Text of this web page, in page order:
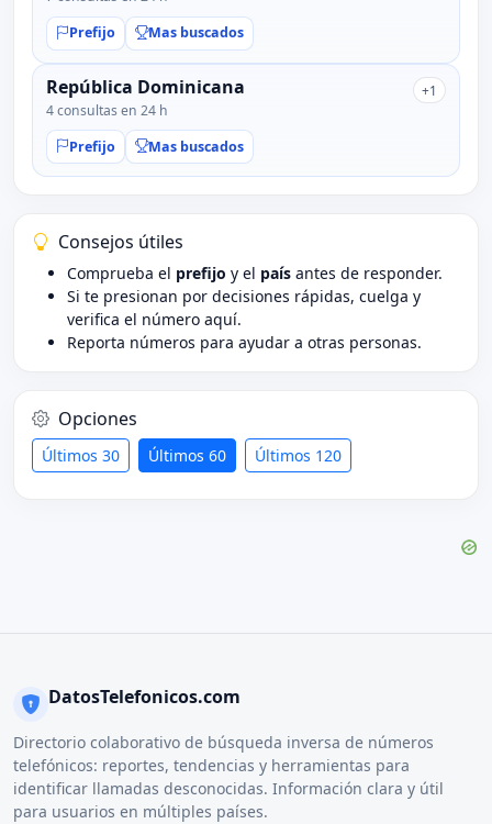
Prefijo Mas buscados
República Dominicana
4 consultas en 24 h
+1
Prefijo Mas buscados
Consejos útiles
Comprueba el prefijo y el país antes de responder.
Si te presionan por decisiones rápidas, cuelga y
verifica el número aquí.
Reporta números para ayudar a otras personas.
Opciones
Últimos 30 Últimos 60 Últimos 120
DatosTelefonicos.com
Directorio colaborativo de búsqueda inversa de números
telefónicos: reportes, tendencias y herramientas para
identificar llamadas desconocidas. Información clara y útil
para usuarios en múltiples países.